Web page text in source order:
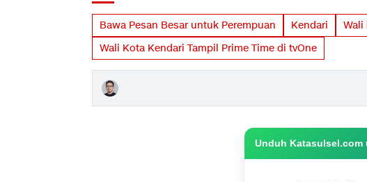
Bawa Pesan Besar untuk Perempuan Kendari
Wali
Wali Kota Kendari Tampil Prime Time di tvOne
Unduh